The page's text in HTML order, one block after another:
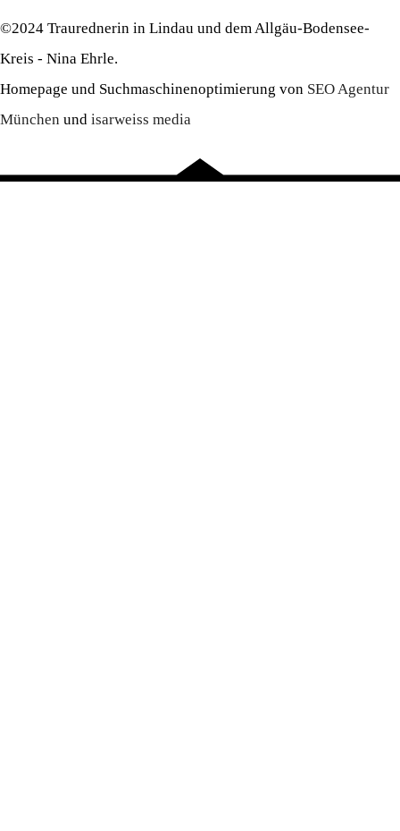
©2024 Traurednerin in Lindau und dem Allgäu-Bodensee-
Kreis - Nina Ehrle.
Homepage und Suchmaschinenoptimierung von SEO Agentur
München und isarweiss media